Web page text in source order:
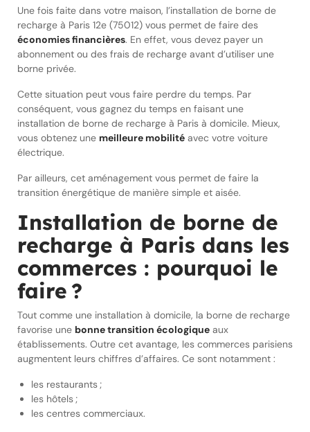
Une fois faite dans votre maison, l’installation de borne de
recharge à Paris 12e (75012) vous permet de faire des
économies financières. En effet, vous devez payer un
abonnement ou des frais de recharge avant d’utiliser une
borne privée.
Cette situation peut vous faire perdre du temps. Par
conséquent, vous gagnez du temps en faisant une
installation de borne de recharge à Paris à domicile. Mieux,
vous obtenez une meilleure mobilité avec votre voiture
électrique.
Par ailleurs, cet aménagement vous permet de faire la
transition énergétique de manière simple et aisée.
Installation de borne de
recharge à Paris dans les
commerces : pourquoi le
faire ?
Tout comme une installation à domicile, la borne de recharge
favorise une bonne transition écologique aux
établissements. Outre cet avantage, les commerces parisiens
augmentent leurs chiffres d’affaires. Ce sont notamment :
les restaurants ;
les hôtels ;
les centres commerciaux.